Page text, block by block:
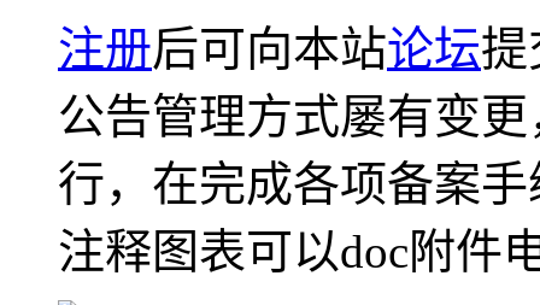
注册后可向本站论坛提
公告管理方式屡有变
行，在完成各项备案
注释图表可以doc附件